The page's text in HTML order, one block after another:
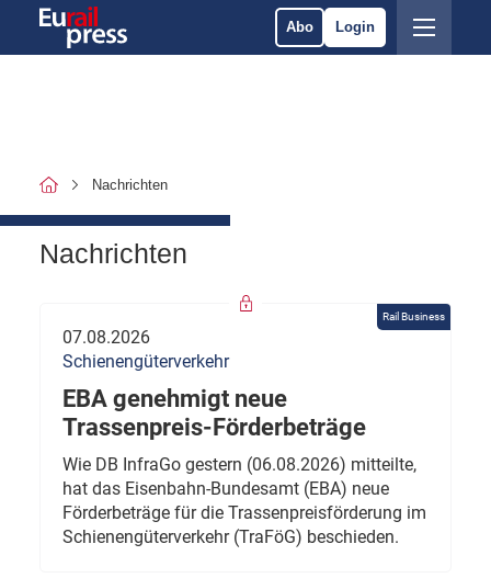
Abo Login
Nachrichten
Nachrichten
Rail Business
07.08.2026
Schienengüterverkehr
EBA genehmigt neue
Trassenpreis-Förderbeträge
Wie DB InfraGo gestern (06.08.2026) mitteilte,
hat das Eisenbahn-Bundesamt (EBA) neue
Förderbeträge für die Trassenpreisförderung im
Schienengüterverkehr (TraFöG) beschieden.